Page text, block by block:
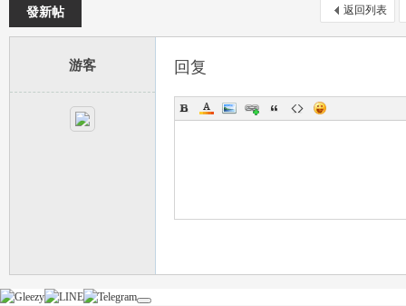
交
返回列表
發新帖
游客 回复